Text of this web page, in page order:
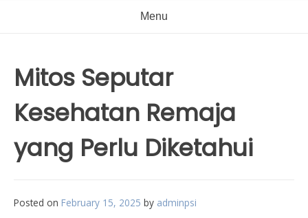
Menu
Mitos Seputar
Kesehatan Remaja
yang Perlu Diketahui
Posted on February 15, 2025 by adminpsi